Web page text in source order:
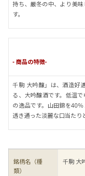
持ち、厳冬の中、より美
す。
- 商品の特徴-
千駒 大吟醸」は、酒造好
る、大吟醸酒です。低温
の逸品です。山田錦を40
透き通った淡麗な口当たり
銘柄名（種
類）
千駒 大